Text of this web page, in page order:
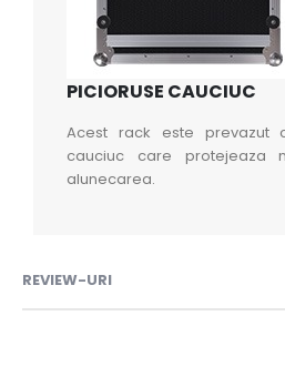
PICIORUSE CAUCIUC
Acest rack este prevazut
cauciuc care protejeaza
alunecarea.
REVIEW-URI